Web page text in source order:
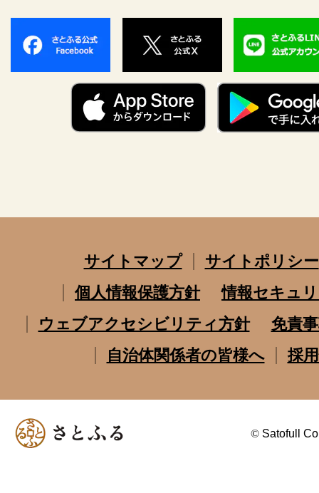
サイトマップ
サイトポリシー
個人情報保護方針
情報セキュ
ウェブアクセシビリティ方針
免責
自治体関係者の皆様へ
採
© Satofull